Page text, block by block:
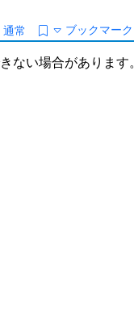
通常 ブックマーク